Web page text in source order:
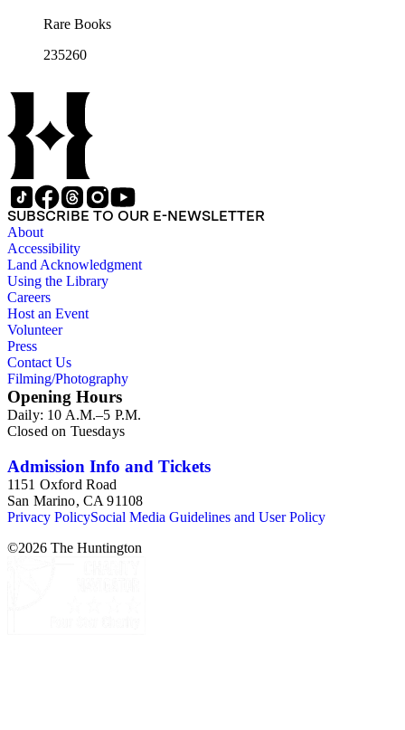
Rare Books
235260
SUBSCRIBE TO OUR E-NEWSLETTER
About
Accessibility
Land Acknowledgment
Using the Library
Careers
Host an Event
Volunteer
Press
Contact Us
Filming/Photography
Opening Hours
Daily: 10 A.M.–5 P.M.
Closed on Tuesdays
Admission Info and Tickets
1151 Oxford Road
San Marino, CA 91108
Privacy PolicySocial Media Guidelines and User Policy
©2026 The Huntington